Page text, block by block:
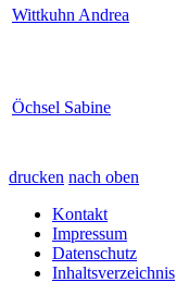
Wittkuhn Andrea
Öchsel Sabine
drucken nach oben
Kontakt
Impressum
Datenschutz
Inhaltsverzeichnis